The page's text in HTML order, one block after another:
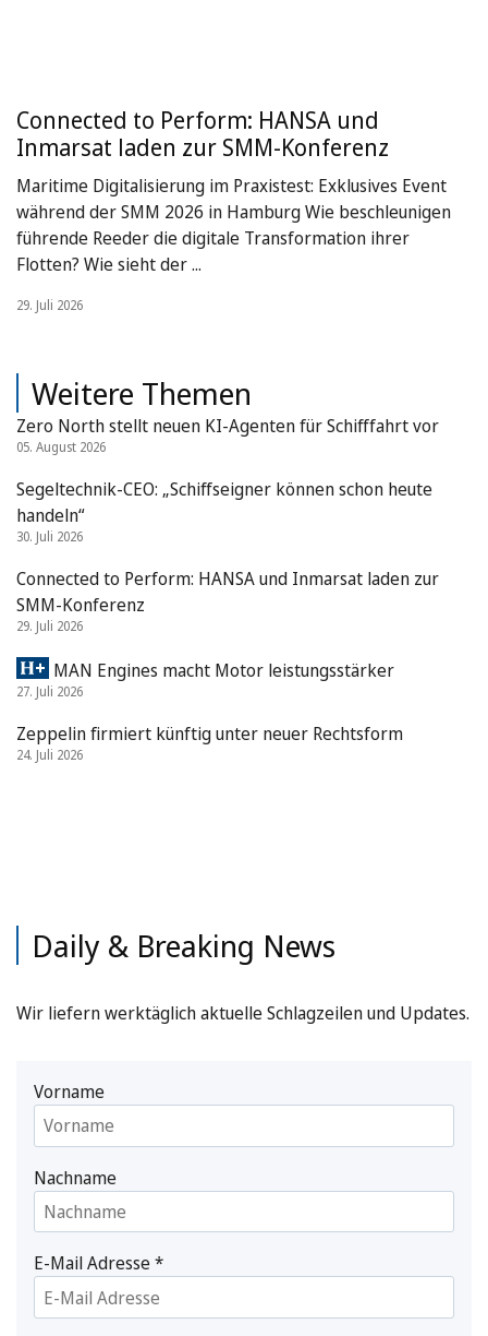
Connected to Perform: HANSA und
Inmarsat laden zur SMM-Konferenz
Maritime Digitalisierung im Praxistest: Exklusives Event
während der SMM 2026 in Hamburg Wie beschleunigen
führende Reeder die digitale Transformation ihrer
Flotten? Wie sieht der ...
29. Juli 2026
Weitere Themen
Zero North stellt neuen KI-Agenten für Schifffahrt vor
05. August 2026
Segeltechnik-CEO: „Schiffseigner können schon heute
handeln“
30. Juli 2026
Connected to Perform: HANSA und Inmarsat laden zur
SMM-Konferenz
29. Juli 2026
MAN Engines macht Motor leistungsstärker
27. Juli 2026
Zeppelin firmiert künftig unter neuer Rechtsform
24. Juli 2026
Daily & Breaking News
Wir liefern werktäglich aktuelle Schlagzeilen und Updates.
Vorname
Nachname
E-Mail Adresse*